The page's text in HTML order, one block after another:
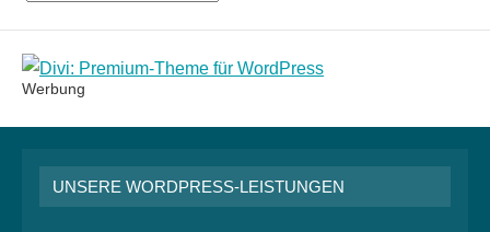
Werbung
UNSERE WORDPRESS-LEISTUNGEN